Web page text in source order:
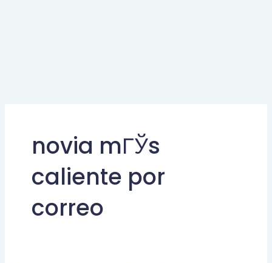
novia mГЎs
caliente por
correo